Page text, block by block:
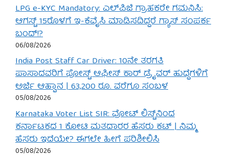
LPG e-KYC Mandatory: ಎಲ್‌ಪಿಜಿ ಗ್ರಾಹಕರೇ ಗಮನಿಸಿ:
ಆಗಸ್ಟ್ 15ರೊಳಗೆ ಇ-ಕೆವೈಸಿ ಮಾಡಿಸದಿದ್ದರೆ ಗ್ಯಾಸ್ ಸಂಪರ್ಕ
ಬಂದ್!?
06/08/2026
India Post Staff Car Driver: 10ನೇ ತರಗತಿ
ಪಾಸಾದವರಿಗೆ ಪೋಸ್ಟ್ ಆಫೀಸ್ ಕಾರ್ ಡ್ರೈವರ್ ಹುದ್ದೆಗಳಿಗೆ
ಅರ್ಜಿ ಆಹ್ವಾನ | 63,200 ರೂ. ವರೆಗೂ ಸಂಬಳ
05/08/2026
Karnataka Voter List SIR: ವೋಟ್ ಲಿಸ್ಟ್‌ನಿಂದ
ಕರ್ನಾಟಕದ 1 ಕೋಟಿ ಮತದಾರರ ಹೆಸರು ಕಟ್ | ನಿಮ್ಮ
ಹೆಸರು ಇದೆಯೇ? ಈಗಲೇ ಹೀಗೆ ಪರಿಶೀಲಿಸಿ
05/08/2026